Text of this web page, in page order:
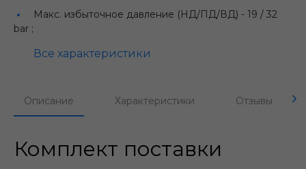
Макс. избыточное давление (НД/ПД/ВД) - 19 / 32
bar ;
Все характеристики
Описание Характеристики Отзывы
Комплект поставки